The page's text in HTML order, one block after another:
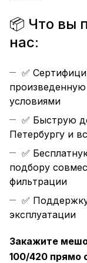
📦 Что вы
нас:
✅
условиями
✅ Быструю
Петербургу и
✅
подбору
фильтрации
✅
эксплуатации
Закажите
100/420 прямо